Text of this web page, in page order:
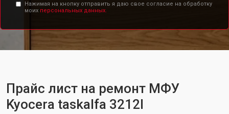
Нажимая на кнопку отправить я даю свое согласие на обработку
моих персональных данных.
Прайс лист на ремонт МФУ
Kyocera taskalfa 3212I